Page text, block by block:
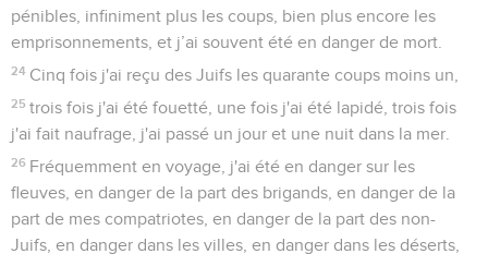
pénibles, infiniment plus les coups, bien plus encore les
emprisonnements, et j’ai souvent été en danger de mort.
24 Cinq fois j'ai reçu des Juifs les quarante coups moins un,
25 trois fois j'ai été fouetté, une fois j'ai été lapidé, trois fois
j'ai fait naufrage, j'ai passé un jour et une nuit dans la mer.
26 Fréquemment en voyage, j'ai été en danger sur les
fleuves, en danger de la part des brigands, en danger de la
part de mes compatriotes, en danger de la part des non-
Juifs, en danger dans les villes, en danger dans les déserts,